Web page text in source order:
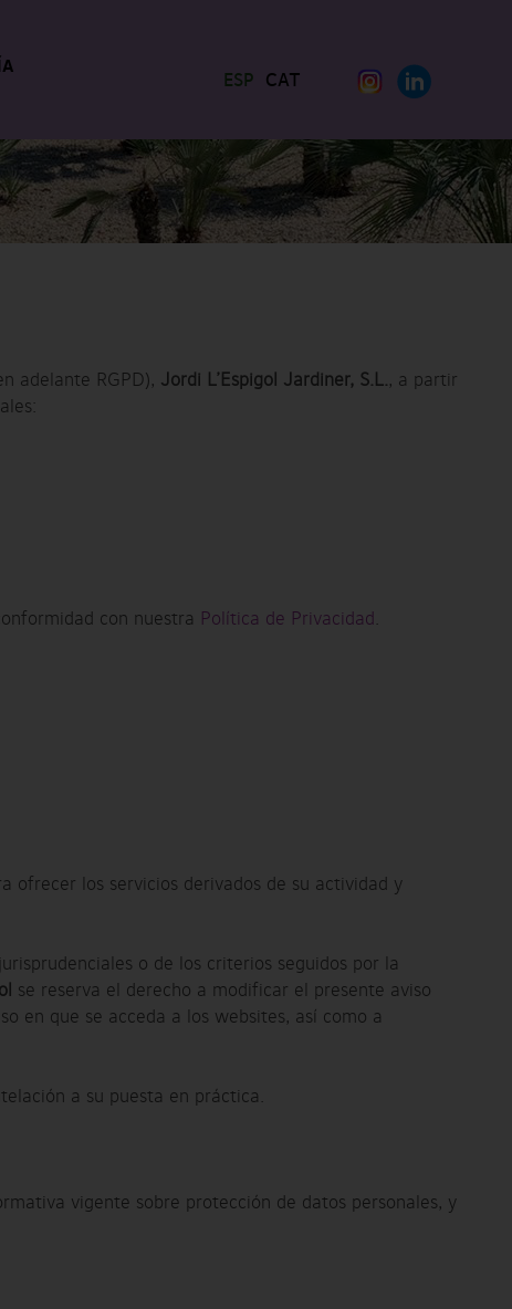
ESP CAT
adelante RGPD), Jordi L’Espigol Jardiner, S.L., a partir
con nuestra Política de Privacidad .
ofrecer los servicios derivados de su actividad y
o de los criterios seguidos por la
se reserva el derecho a modificar el presente aviso
en que se acceda a los websites, así como a
a su puesta en práctica.
vigente sobre protección de datos personales, y